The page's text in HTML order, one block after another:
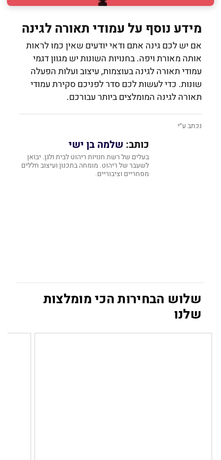
מידע נוסף על עמודי תאורה לגינה
אם יש לכם גינה אתם ודאי יודעים שאין כמו לראות
אותה מאורת ויפה. בחנויות השונות יש מגוון דגמי
עמודי תאורה לגינה בעוצמות, עיצוב ועלות הפעלה
שונות. כדי לעשות לכם סדר לפניכם סקירת עמודי
תאורה לגינה המומלצים ביותר עבורכם.
נכתב ע״י
כותב: שלמה בן ישי
בעלים של רשת חנויות ריהוט לבית ולגן. יבואן
לשעבר של ריהוט. מומחה בתכנון ועיצוב חללים
מסחריים וציבוריים.
שלוש הבחירות הכי מומלצות
שלנו